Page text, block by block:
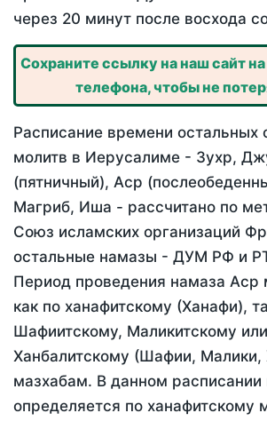
через 20 минут после восхода
Сохраните ссылку на наш сайт
телефона, чтобы не
Расписание времени остальных
молитв в Иерусалиме - Зухр,
(пятничный), Аср
Магриб, Иша - рассчитано по
Союз исламских организаций
остальные намазы - ДУМ РФ и
Период проведения намаза Аср
как по ханафитскому (Ханафи),
Шафиитскому, Маликитскому или
Ханбалитскому (Шафии, Малики,
мазхабам. В данном расписании
определяется по ханафитскому